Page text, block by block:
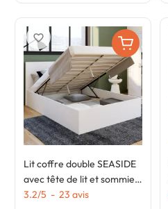
Lit coffre double SEASIDE
avec tête de lit et sommier
140 x 190 cm blanc
3.2/5 - 23 avis
favorite_border